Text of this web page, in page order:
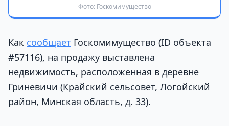
Фото: Госкомимущество
Как сообщает Госкомимущество (ID объекта
#57116), на продажу выставлена
недвижимость, расположенная в деревне
Гриневичи (Крайский сельсовет, Логойский
район, Минская область, д. 33).